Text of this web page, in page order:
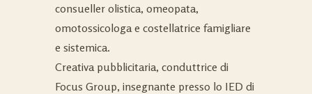
consueller olistica, omeopata,
omotossicologa e costellatrice famigliare
e sistemica.
Creativa pubblicitaria, conduttrice di
Focus Group, insegnante presso lo IED di